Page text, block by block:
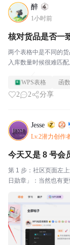
醉
1小时前
核对货品是否一
两个表格中是不同的
入库数量时候很难匹
00同一种东西紫菜
WPS表格 函
2 2 分享
Jesse
Lv.2潜力创作
今天又是 8 号会
第 1 步：社区页面左
日勋章」：当然也有